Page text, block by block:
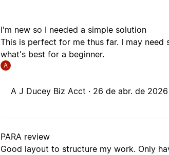
I'm new so I needed a simple solution
This is perfect for me thus far. I may
what's best for a beginner.
A
A J Ducey Biz Acct · 26 de abr. de 2026
PARA review
Good layout to structure my work. Only